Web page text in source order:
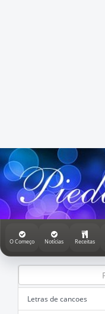
O Começo Notícias Receitas
Letras de cancoes